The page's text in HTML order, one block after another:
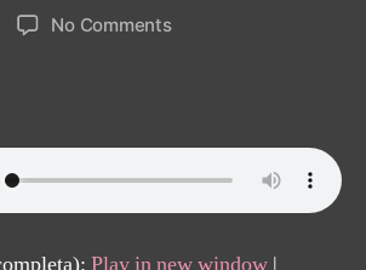
date
No Commentson